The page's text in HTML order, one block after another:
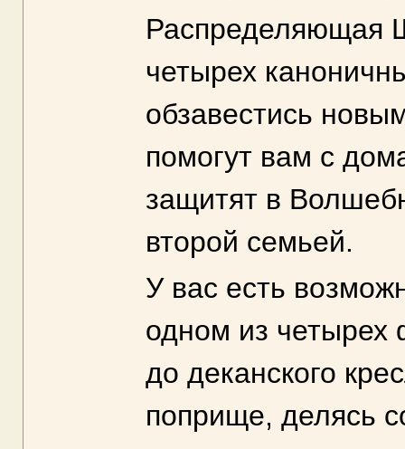
Распределяющая
четырех
обзавестись
помогут вам с
защитят в
второй семьей.
У вас есть
одном из четырех
до деканского
поприще, делясь